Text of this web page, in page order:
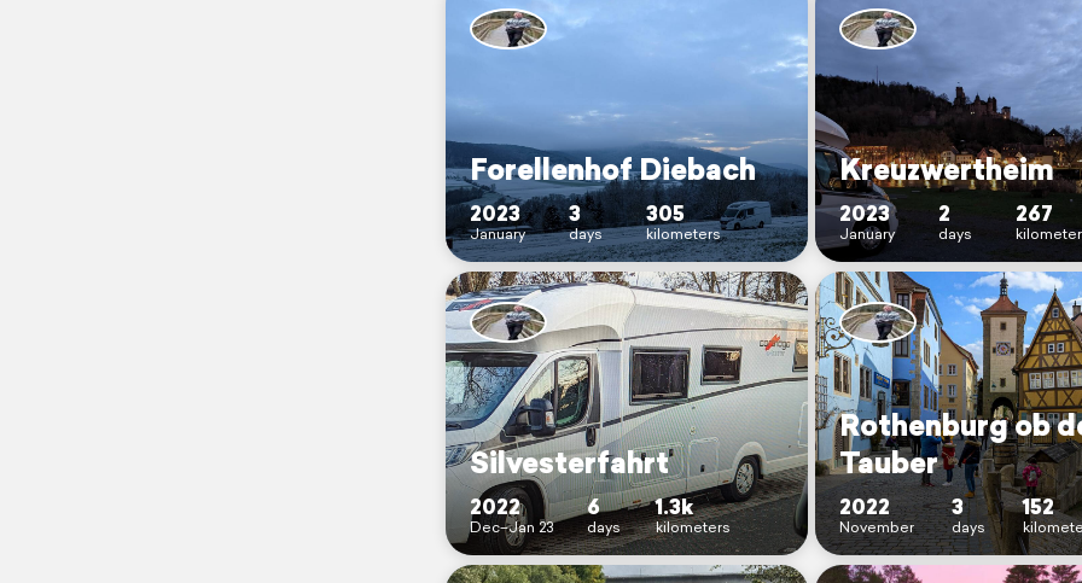
Forellenhof Diebach
2023
January
3
days
305
kilometers
Kreuzwertheim
2023
January
2
days
267
Silvesterfahrt
2022
Dec–Jan 23
6
days
1.3k
kilometers
Rothenburg ob
Tauber
2022
November
3
days
152